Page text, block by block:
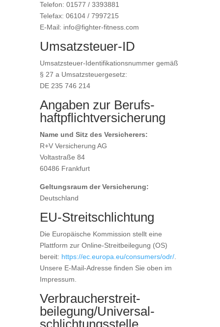
Telefon: 01577 / 3393881
Telefax: 06104 / 7997215
E-Mail: info@fighter-fitness.com
Umsatzsteuer-ID
Umsatzsteuer-Identifikationsnummer gemäß
§ 27 a Umsatzsteuergesetz:
DE 235 746 214
Angaben zur Berufs­
haftpflicht­versicherung
Name und Sitz des Versicherers:
R+V Versicherung AG
Voltastraße 84
60486 Frankfurt
Geltungsraum der Versicherung:
Deutschland
EU-Streitschlichtung
Die Europäische Kommission stellt eine
Plattform zur Online-Streitbeilegung (OS)
bereit: https://ec.europa.eu/consumers/odr/.
Unsere E-Mail-Adresse finden Sie oben im
Impressum.
Verbraucher­streit­
beilegung/Universal­
schlichtungs­stelle